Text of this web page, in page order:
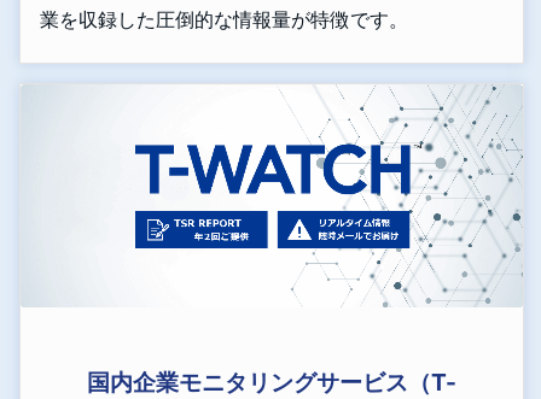
業を収録した圧倒的な情報量が特徴です。
国内企業モニタリングサービス（T-